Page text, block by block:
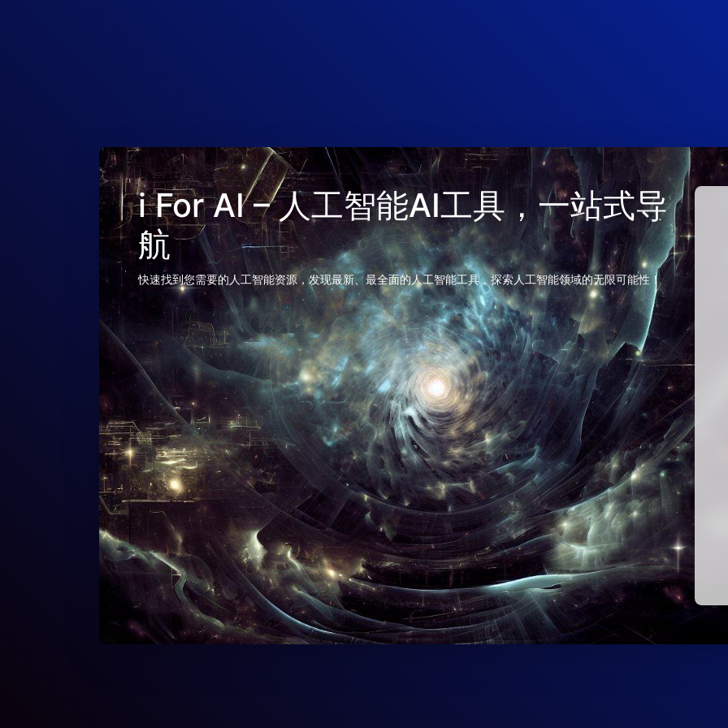
i For AI – 人工智能AI工具，一站式导
航
快速找到您需要的人工智能资源，发现最新、最全面的人工智能工具，探索人工智能领域的无限可能性！